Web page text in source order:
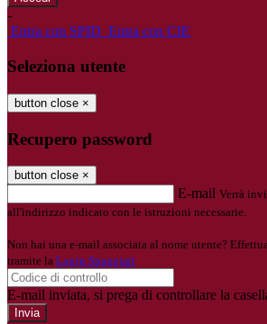
-
Entra con SPID Entra con CIE
Seleziona utente
button close ×
Recupero password
button close ×
E-mail Verrà
all'indirizzo indicato con le istruzioni necessarie.
Non hai una e-mail associata al nome utente?
tramite la Login Spaggiari
E-mail inviata, si prega di controllare la